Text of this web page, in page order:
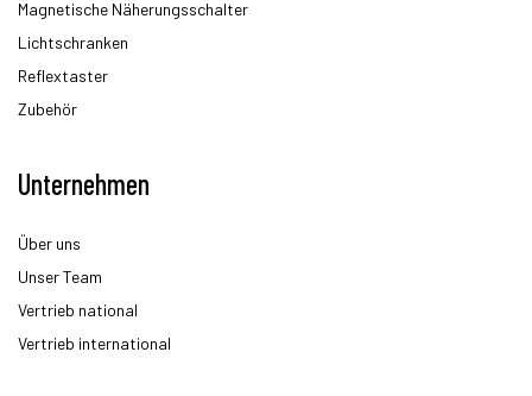
Magnetische Näherungsschalter
Lichtschranken
Reflextaster
Zubehör
Unternehmen
Über uns
Unser Team
Vertrieb national
Vertrieb international